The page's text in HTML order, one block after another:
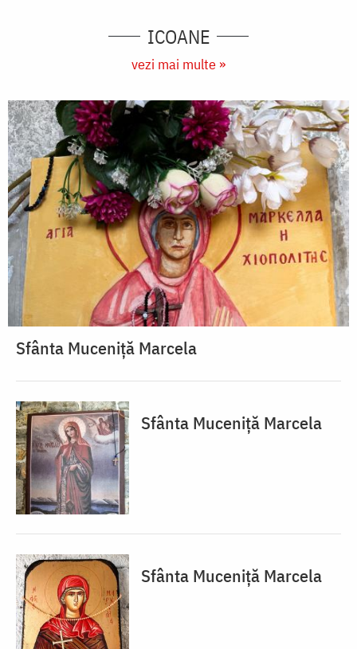
ICOANE
vezi mai multe »
Sfânta Muceniță Marcela
Sfânta Muceniță Marcela
Sfânta Muceniță Marcela